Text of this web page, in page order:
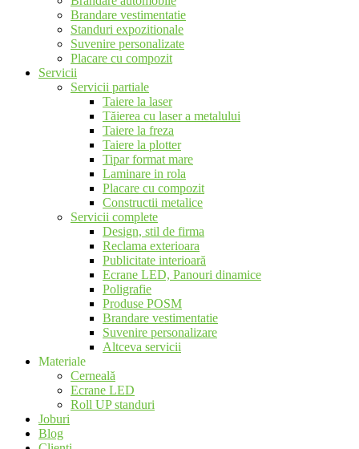
Brandare vestimentatie
Standuri expozitionale
Suvenire personalizate
Placare cu compozit
Servicii
Servicii partiale
Taiere la laser
Tăierea cu laser a metalului
Taiere la freza
Taiere la plotter
Tipar format mare
Laminare in rola
Placare cu compozit
Constructii metalice
Servicii complete
Design, stil de firma
Reclama exterioara
Publicitate interioară
Ecrane LED, Panouri dinamice
Poligrafie
Produse POSM
Brandare vestimentatie
Suvenire personalizare
Altceva servicii
Materiale
Cerneală
Ecrane LED
Roll UP standuri
Joburi
Blog